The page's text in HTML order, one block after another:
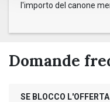
l'importo del canone
Domande
SE BLOCCO